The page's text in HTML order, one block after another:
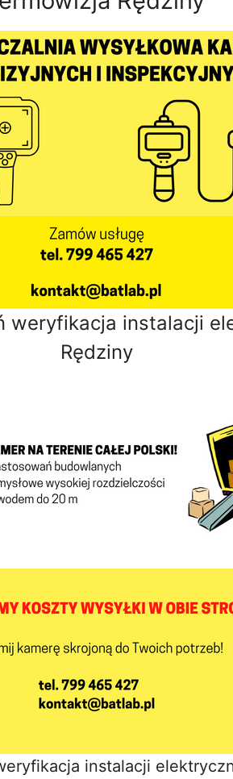
weryfikacja instalacji
Rędziny
instalacji